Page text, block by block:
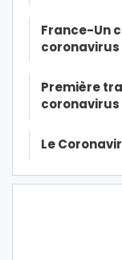
France-Un
Première
coronavirus
Le